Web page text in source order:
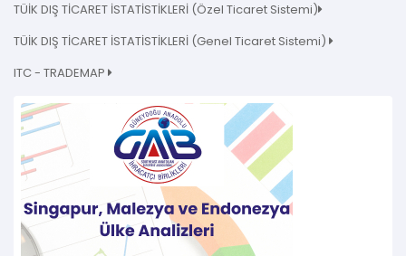
TÜİK DIŞ TİCARET İSTATİSTİKLERİ (Özel Ticaret Sistemi)
TÜİK DIŞ TİCARET İSTATİSTİKLERİ (Genel Ticaret Sistemi)
ITC - TRADEMAP